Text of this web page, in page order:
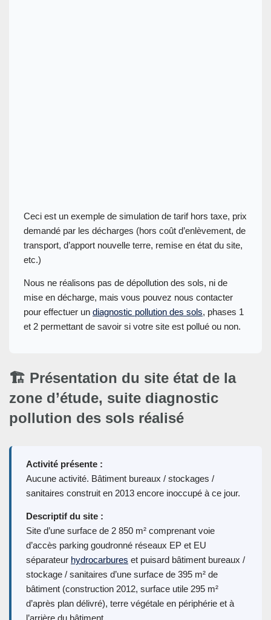
Ceci est un exemple de simulation de tarif hors taxe, prix
demandé par les décharges (hors coût d’enlèvement, de
transport, d’apport nouvelle terre, remise en état du site,
etc.)
Nous ne réalisons pas de dépollution des sols, ni de
mise en décharge, mais vous pouvez nous contacter
pour effectuer un diagnostic pollution des sols, phases 1
et 2 permettant de savoir si votre site est pollué ou non.
🏗️ Présentation du site état de la
zone d’étude, suite diagnostic
pollution des sols réalisé
Activité présente :
Aucune activité. Bâtiment bureaux / stockages /
sanitaires construit en 2013 encore inoccupé à ce jour.
Descriptif du site :
Site d’une surface de 2 850 m² comprenant voie
d’accès parking goudronné réseaux EP et EU
séparateur hydrocarbures et puisard bâtiment bureaux /
stockage / sanitaires d’une surface de 395 m² de
bâtiment (construction 2012, surface utile 295 m²
d’après plan délivré), terre végétale en périphérie et à